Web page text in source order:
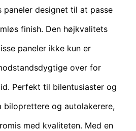
paneler designet til at passe
finish. Den højkvalitets
paneler ikke kun er
over for
Perfekt til bilentusiaster og
biloprettere og autolakerere,
med kvaliteten. Med en